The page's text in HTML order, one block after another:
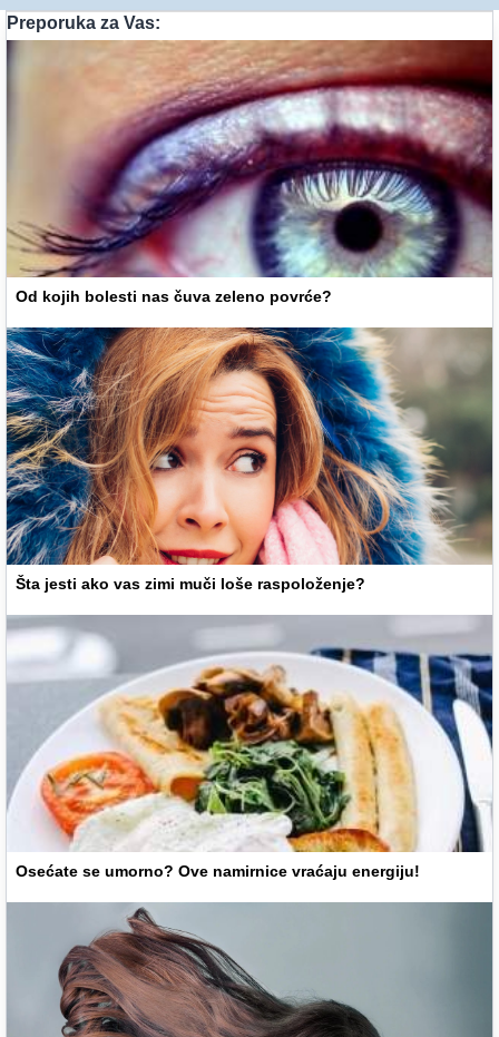
Preporuka za Vas:
Od kojih bolesti nas čuva zeleno povrće?
Šta jesti ako vas zimi muči loše raspoloženje?
Osećate se umorno? Ove namirnice vraćaju energiju!